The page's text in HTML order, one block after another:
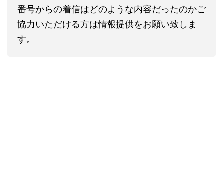
番号からの着信はどのような内容だったのかご
協力いただける方は情報提供をお願い致しま
す。